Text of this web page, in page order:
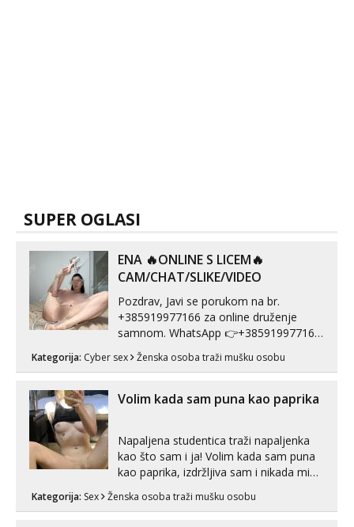
SUPER OGLASI
ENA 🔥ONLINE S LICEM🔥
CAM/CHAT/SLIKE/VIDEO
Pozdrav, Javi se porukom na br.
+385919977166 za online druženje
samnom. WhatsApp 👉+385919977166
Telegram 👉@enafriedrichkis Radim
videopozive s licem, solo i s partnerom,
kombinacije halteri, haljine, štikle,
samostojeće itd. Nudim svakakva videa
Kategorija: Cyber sex Ženska osoba traži mušku osobu
Volim kada sam puna kao paprika
Napaljena studentica traži napaljenka
kao što sam i ja! Volim kada sam puna
kao paprika, izdržljiva sam i nikada mi
puta dnevno bilo kad i bilo gdje zato se
Kategorija: Sex Ženska osoba traži mušku osobu